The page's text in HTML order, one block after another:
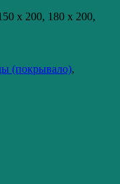
x 200, 180 x 200,
(покрывало),